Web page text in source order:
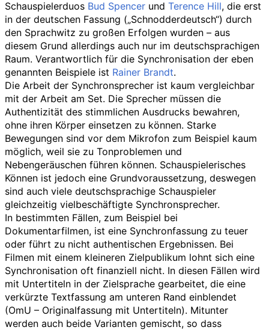
Schauspielerduos Bud Spencer und Terence Hill, die erst
in der deutschen Fassung („Schnodderdeutsch“) durch
den Sprachwitz zu großen Erfolgen wurden – aus
diesem Grund allerdings auch nur im deutschsprachigen
Raum. Verantwortlich für die Synchronisation der eben
genannten Beispiele ist Rainer Brandt.
Die Arbeit der Synchronsprecher ist kaum vergleichbar
mit der Arbeit am Set. Die Sprecher müssen die
Authentizität des stimmlichen Ausdrucks bewahren,
ohne ihren Körper einsetzen zu können. Starke
Bewegungen sind vor dem Mikrofon zum Beispiel kaum
möglich, weil sie zu Tonproblemen und
Nebengeräuschen führen können. Schauspielerisches
Können ist jedoch eine Grundvoraussetzung, deswegen
sind auch viele deutschsprachige Schauspieler
gleichzeitig vielbeschäftigte Synchronsprecher.
In bestimmten Fällen, zum Beispiel bei
Dokumentarfilmen, ist eine Synchronfassung zu teuer
oder führt zu nicht authentischen Ergebnissen. Bei
Filmen mit einem kleineren Zielpublikum lohnt sich eine
Synchronisation oft finanziell nicht. In diesen Fällen wird
mit Untertiteln in der Zielsprache gearbeitet, die eine
verkürzte Textfassung am unteren Rand einblendet
(OmU – Originalfassung mit Untertiteln). Mitunter
werden auch beide Varianten gemischt, so dass